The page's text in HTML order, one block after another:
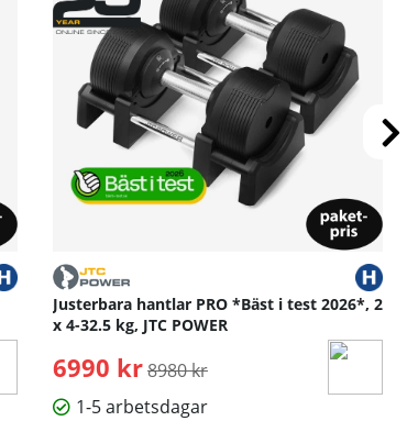
Justerbara hantlar PRO *Bäst i test 2026*, 2
x 4-32.5 kg, JTC POWER
6990 kr Ordinarie pris:
8980 kr
1-5 arbetsdagar